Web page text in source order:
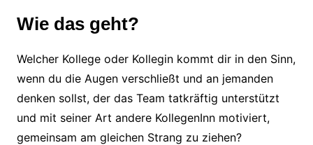
Wie das geht?
Welcher Kollege oder Kollegin kommt dir in den Sinn,
wenn du die Augen verschließt und an jemanden
denken sollst, der das Team tatkräftig unterstützt
und mit seiner Art andere KollegenInn motiviert,
gemeinsam am gleichen Strang zu ziehen?